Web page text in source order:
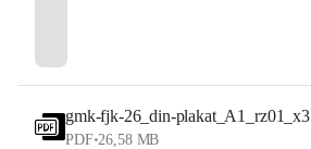
gmk-fjk-26_din-plakat_A1_rz01_x3
PDF•26,58 MB